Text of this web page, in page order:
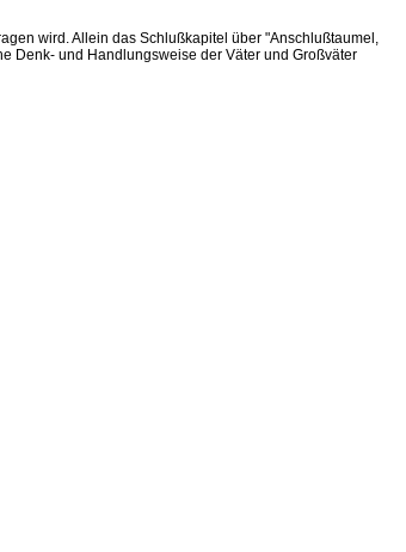
wird. Allein das Schlußkapitel über "Anschlußtaumel,
Denk- und Handlungsweise der Väter und Großväter